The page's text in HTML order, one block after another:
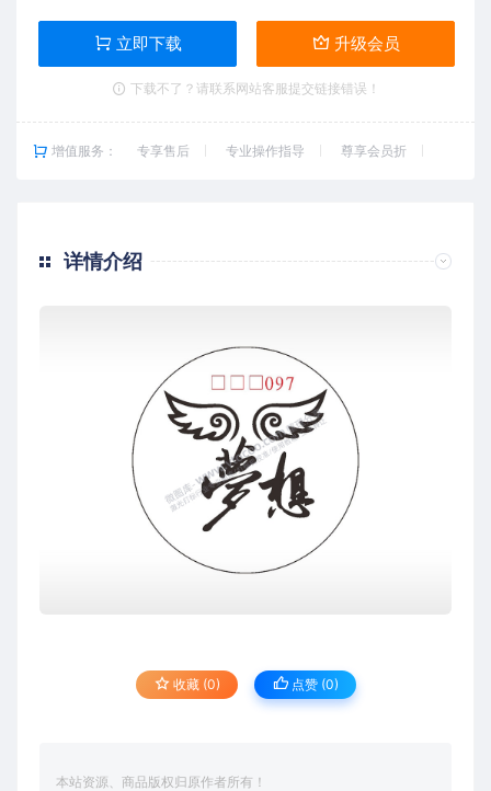
立即下载 升级会员
下载不了？请联系网站客服提交链接错误！
增值服务： 专享售后 专业操作指导 尊享会员折
详情介绍
收藏 (0) 点赞 (0)
本站资源、商品版权归原作者所有！